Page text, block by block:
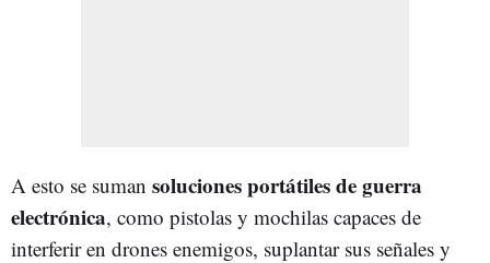
A esto se suman soluciones portátiles de guerra
electrónica, como pistolas y mochilas capaces de
interferir en drones enemigos, suplantar sus señales y